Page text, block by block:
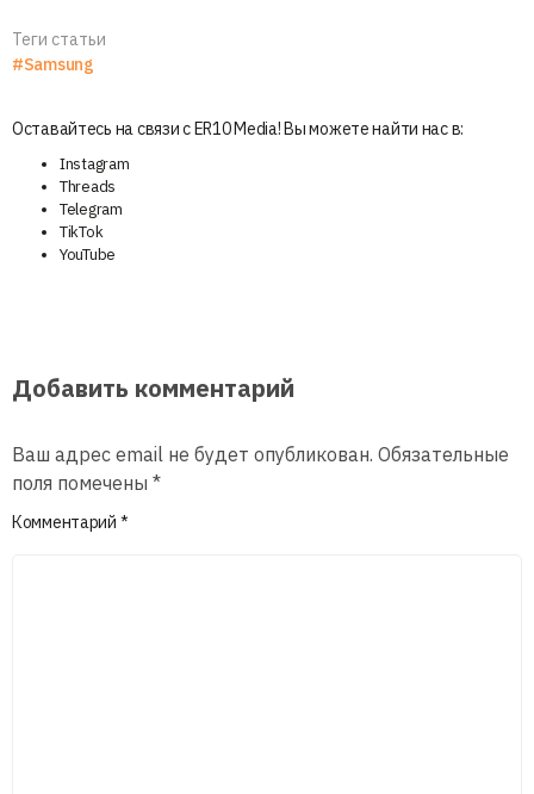
Теги статьи
#Samsung
Оставайтесь на связи с ER10 Media! Вы можете найти нас в:
Instagram
Threads
Telegram
TikTok
YouTube
Добавить комментарий
Ваш адрес email не будет опубликован. Обязательные
поля помечены *
Комментарий *